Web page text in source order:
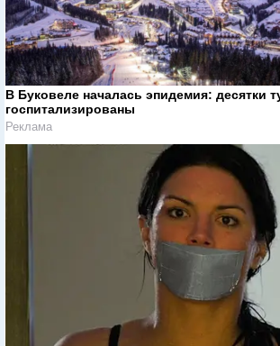
В Буковеле началась эпидемия: десятки
госпитализированы
Реклама